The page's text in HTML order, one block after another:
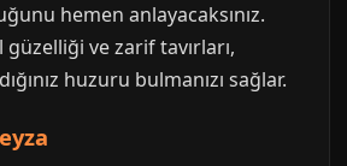
hemen anlayacaksınız.
ve zarif tavırları,
huzuru bulmanızı sağlar.